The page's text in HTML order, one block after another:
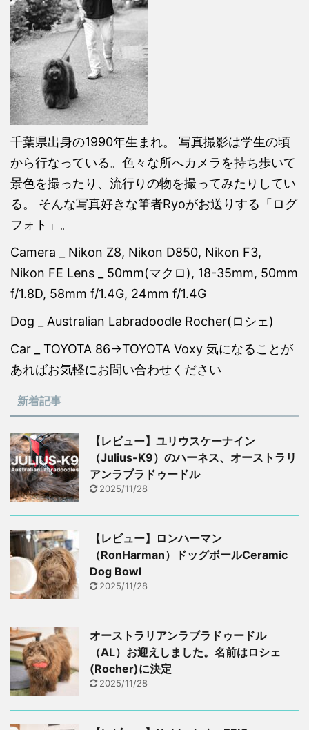
千葉県出身の1990年生まれ。 写真撮影は学生の頃
から行なっている。色々な所へカメラを持ち歩いて
景色を撮ったり、流行りの物を撮ってみたりしてい
る。 そんな写真好きな筆者Ryoがお送りする「ログ
フォト」。
Camera _ Nikon Z8, Nikon D850, Nikon F3,
Nikon FE Lens _ 50mm(マクロ), 18-35mm, 50mm
f/1.8D, 58mm f/1.4G, 24mm f/1.4G
Dog _ Australian Labradoodle Rocher(ロシェ)
Car _ TOYOTA 86→TOYOTA Voxy 気になることが
あればお気軽にお問い合わせください
新着記事
【レビュー】ユリウスケーナイン
（Julius-K9）のハーネス、オーストラリ
アンラブラドゥードル
2025/11/28
【レビュー】ロンハーマン
（RonHarman）ドッグボールCeramic
Dog Bowl
2025/11/28
オーストラリアンラブラドゥードル
（AL）お迎えしました。名前はロシェ
(Rocher)に決定
2025/11/28